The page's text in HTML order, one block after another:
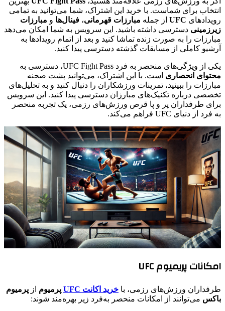
انتخاب برای شماست. با خرید این اشتراک، شما می‌توانید به تمامی
رویدادهای UFC از جمله مبارزات قهرمانی، فینال‌ها و مبارزات
زیرزمینی دسترسی داشته باشید. این سرویس به شما امکان می‌دهد
مبارزات را به صورت زنده تماشا کنید و بعد از اتمام رویدادها به
آرشیو کاملی از مسابقات گذشته دسترسی پیدا کنید.
یکی از ویژگی‌های منحصر به فرد UFC Fight Pass، دسترسی به
محتوای انحصاری است. با این اشتراک، می‌توانید پشت صحنه
مبارزات را ببینید، تمرینات ورزشکاران را دنبال کنید و به تحلیل‌های
تخصصی درباره تکنیک‌های مبارزان دسترسی پیدا کنید. این سرویس
برای طرفداران پر و پا قرص ورزش‌های رزمی، یک تجربه منحصر
به فرد از دنیای UFC فراهم می‌کند.
امکانات پریمیوم UFC
طرفداران ورزش‌های رزمی، با خرید اکانت UFC پرمیوم از پرمیوم
باکس می‌توانند از امکانات منحصر به‌فرد زیر بهره‌مند شوند: